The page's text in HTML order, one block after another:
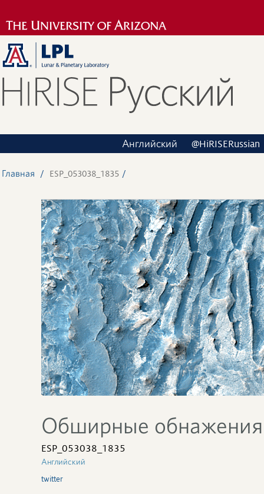
Английский @HiRISERussian
Главная ESP_053038_1835
Обширные
ESP_053038_1835
Английский
twitter